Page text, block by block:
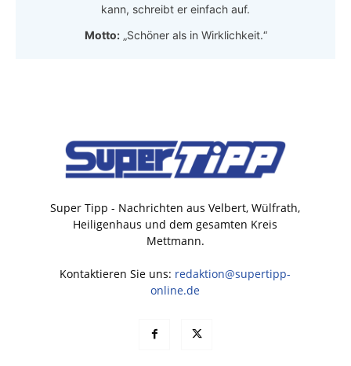
kann, schreibt er einfach auf.
Motto:„Schöner als in Wirklichkeit.“
Super Tipp - Nachrichten aus Velbert, Wülfrath,
Heiligenhaus und dem gesamten Kreis
Mettmann.
Kontaktieren Sie uns: redaktion@supertipp-
online.de